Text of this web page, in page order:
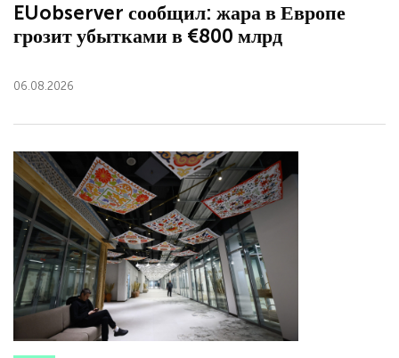
EUobserver сообщил: жара в Европе
грозит убытками в €800 млрд
06.08.2026